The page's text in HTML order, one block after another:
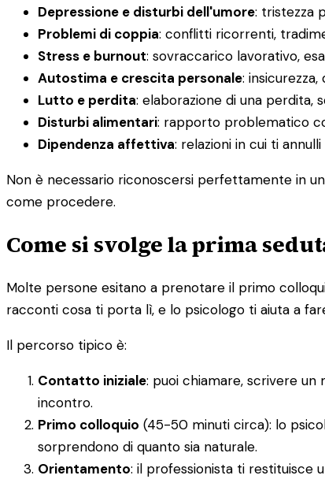
Depressione e disturbi dell'umore: tristezza
Problemi di coppia: conflitti ricorrenti,
Stress e burnout: sovraccarico lavorativo,
Autostima e crescita personale:
Lutto e perdita: elaborazione di una perdita,
Disturbi alimentari: rapporto problematico
Dipendenza affettiva: relazioni in cui ti
Non è necessario riconoscersi perfettamente in
come procedere.
Come si svolge la prima
Molte persone esitano a prenotare il primo
racconti cosa ti porta lì, e lo psicologo ti aiuta a
Il percorso tipico è:
Contatto iniziale: puoi chiamare, scrivere
incontro.
Primo colloquio (45-50 minuti circa): lo
sorprendono di quanto sia naturale.
Orientamento: il professionista ti restituisce